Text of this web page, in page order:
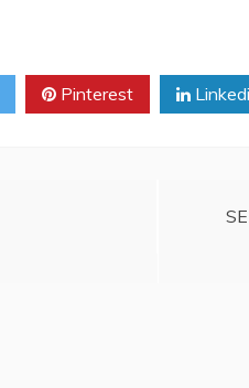
Pinterest